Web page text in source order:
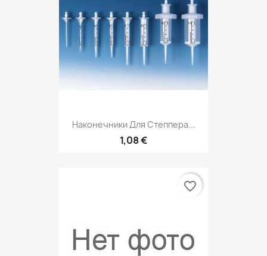
Наконечники Для Степпера...
1,08 €
favorite_border